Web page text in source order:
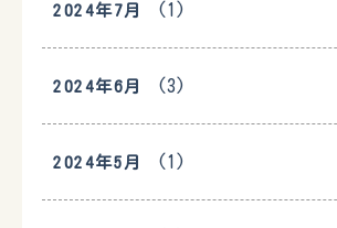
2024年7月 (1)
2024年6月 (3)
2024年5月 (1)